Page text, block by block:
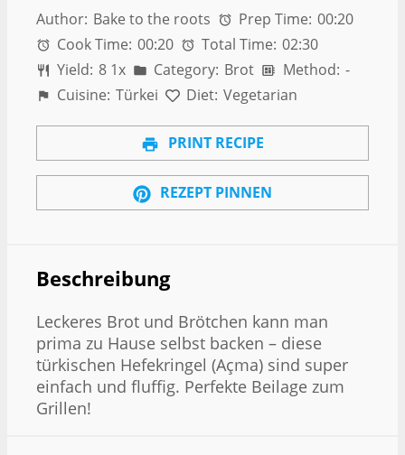
Author: Bake to the roots Prep Time: 00:20
Cook Time: 00:20 Total Time: 02:30
Yield: 8 1x Category: Brot Method: -
Cuisine: Türkei Diet: Vegetarian
PRINT RECIPE
REZEPT PINNEN
Beschreibung
Leckeres Brot und Brötchen kann man
prima zu Hause selbst backen – diese
türkischen Hefekringel (Açma) sind super
einfach und fluffig. Perfekte Beilage zum
Grillen!